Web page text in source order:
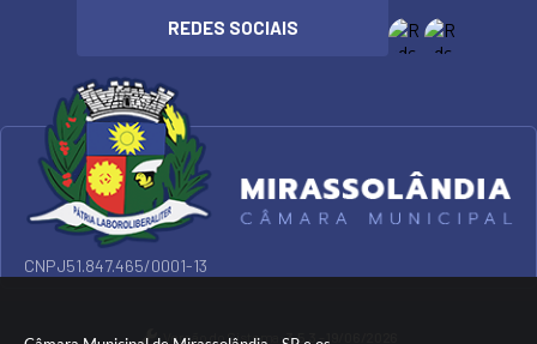
CNPJ51.847.465/0001-13
Versão do Sistema:3.5.3 - 19/06/2026